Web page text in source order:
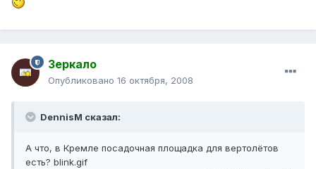
Зеркало
Опубликовано 16 октября, 2008
DennisM сказал:
А что, в Кремле посадочная площадка для вертолётов
есть? blink.gif